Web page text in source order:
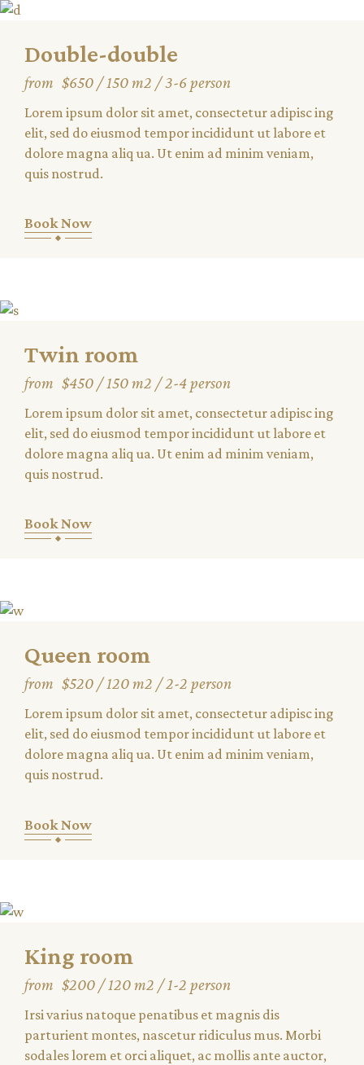
Double-double
from $650 150 m2 3-6 person
Lorem ipsum dolor sit amet, consectetur adipisc ing
elit, sed do eiusmod tempor incididunt ut labore et
dolore magna aliq ua. Ut enim ad minim veniam,
quis nostrud.
Book Now
Twin room
from $450 150 m2 2-4 person
Lorem ipsum dolor sit amet, consectetur adipisc ing
elit, sed do eiusmod tempor incididunt ut labore et
dolore magna aliq ua. Ut enim ad minim veniam,
quis nostrud.
Book Now
Queen room
from $520 120 m2 2-2 person
Lorem ipsum dolor sit amet, consectetur adipisc ing
elit, sed do eiusmod tempor incididunt ut labore et
dolore magna aliq ua. Ut enim ad minim veniam,
quis nostrud.
Book Now
King room
from $200 120 m2 1-2 person
Irsi varius natoque penatibus et magnis dis
parturient montes, nascetur ridiculus mus. Morbi
sodales lorem et orci aliquet, ac mollis ante auctor,